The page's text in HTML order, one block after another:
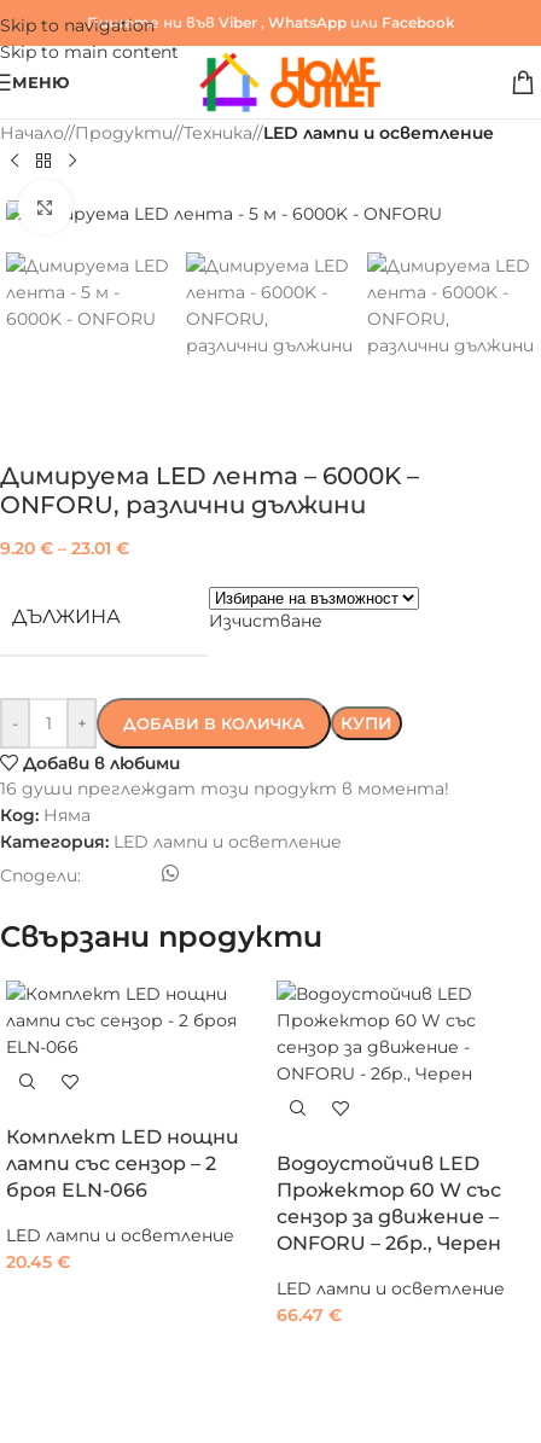
Skip to navigation
Skip to main content
Пишете ни във Viber , WhatsAppили Facebook
МЕНЮ
Начало/ Продукти/ Техника/ LED лампи и осветление
Click to enlarge
Димируема LED лента – 6000K –
ONFORU, различни дължини
9.20 € – 23.01 €
ДЪЛЖИНА Изчистване
- + ДОБАВИ В КОЛИЧКА
КУПИ
Добави в любими
16 души преглеждат този продукт в момента!
Код: Няма
Категория: LED лампи и осветление
Сподели:
Свързани продукти
Комплект LED нощни
лампи със сензор – 2
броя ELN-066
LED лампи и осветление
20.45 €
Водоустойчив LED
Прожектор 60 W със
сензор за движение –
ONFORU – 2бр., Черен
LED лампи и осветление
66.47 €